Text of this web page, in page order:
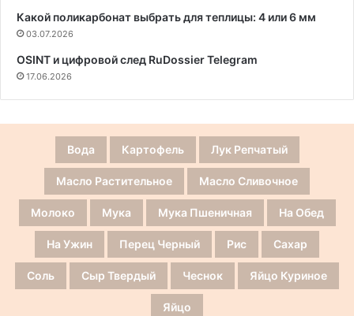
Какой поликарбонат выбрать для теплицы: 4 или 6 мм
03.07.2026
OSINT и цифровой след RuDossier Telegram
17.06.2026
Вода Картофель Лук Репчатый
Масло Растительное Масло Сливочное
Молоко Мука Мука Пшеничная На Обед
На Ужин Перец Черный Рис Сахар
Соль Сыр Твердый Чеснок Яйцо Куриное
Яйцо